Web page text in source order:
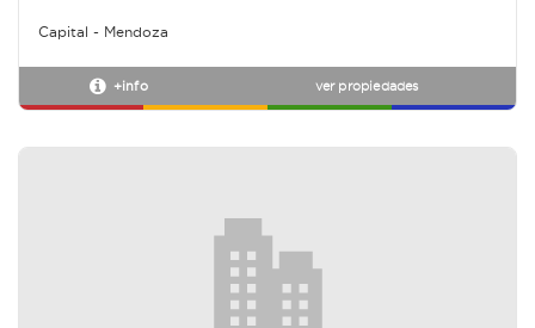
Capital - Mendoza
+info ver propiedades